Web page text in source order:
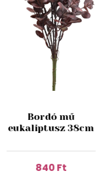
Bordó mű
eukaliptusz 38cm
840 Ft